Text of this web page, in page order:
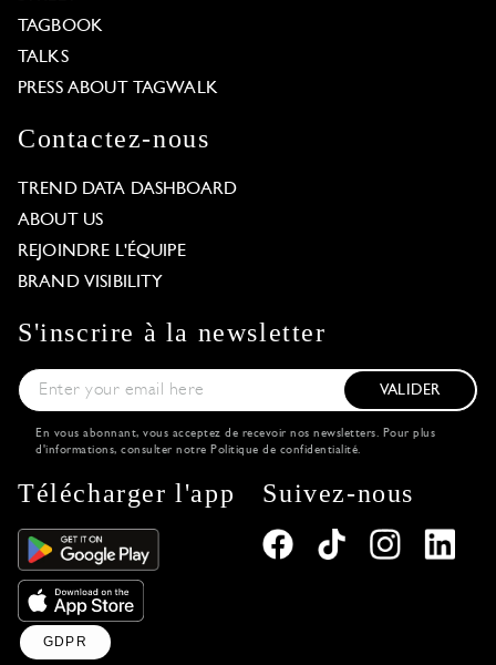
TAGBOOK
TALKS
PRESS ABOUT TAGWALK
Contactez-nous
TREND DATA DASHBOARD
ABOUT US
REJOINDRE L'ÉQUIPE
BRAND VISIBILITY
S'inscrire à la newsletter
VALIDER
En vous abonnant, vous acceptez de recevoir nos newsletters. Pour plus
d'informations, consulter notre Politique de confidentialité.
Télécharger l'app Suivez-nous
GDPR